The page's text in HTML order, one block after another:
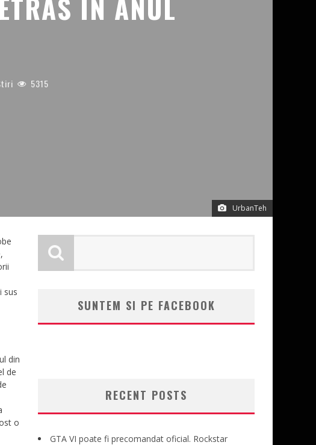
UrbanTeh
IN ANUL
5315
sus
din
de
o
SUNTEM SI PE FACEBOOK
RECENT POSTS
GTA VI poate fi precomandat oficial. Rockstar